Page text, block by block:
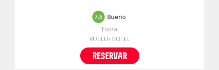
7.6 Bueno
Evora
VUELO+HOTEL
RESERVAR